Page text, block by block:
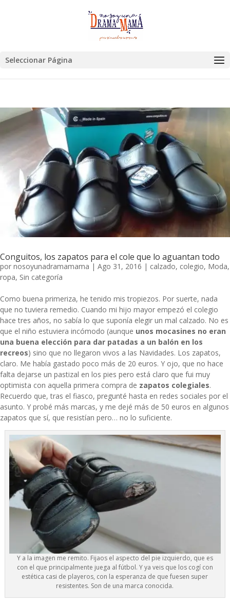
Seleccionar Página
Conguitos, los zapatos para el cole que lo aguantan todo
por nosoyunadramamama | Ago 31, 2016 | calzado, colegio, Moda,
ropa, Sin categoría
Como buena primeriza, he tenido mis tropiezos. Por suerte, nada
que no tuviera remedio. Cuando mi hijo mayor empezó el colegio
hace tres años, no sabía lo que suponía elegir un mal calzado. No es
que el niño estuviera incómodo (aunque unos mocasines no eran
una buena elección para dar patadas a un balón en los
recreos) sino que no llegaron vivos a las Navidades. Los zapatos,
claro. Me había gastado poco más de 20 euros. Y ojo, que no hace
falta dejarse un pastizal en los pies pero está claro que fui muy
optimista con aquella primera compra de zapatos colegiales.
Recuerdo que, tras el fiasco, pregunté hasta en redes sociales por el
asunto. Y probé más marcas, y me dejé más de 50 euros en algunos
zapatos que sí, que resistían pero… no lo suficiente.
Y a la imagen me remito. Fijaos el aspecto del pie izquierdo, que es
con el que principalmente juega al fútbol. Y ya veis que los cogí con
estética casi de playeros, con la esperanza de que fuesen super
resistentes. Son de una marca conocida.